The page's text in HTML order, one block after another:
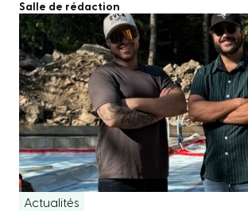
Salle de rédaction
Actualités